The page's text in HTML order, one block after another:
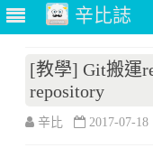
辛比誌
[教學] Git搬運
repository
辛比 2017-07-18